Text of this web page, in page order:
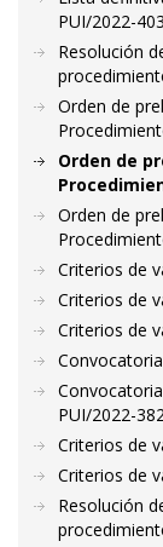
PUI/2022-403
Resolución
Orden de
Orden de
Orden de
Criterios de
Criterios de
Criterios de
PUI/2022-
Criterios de
Criterios de
Resolución